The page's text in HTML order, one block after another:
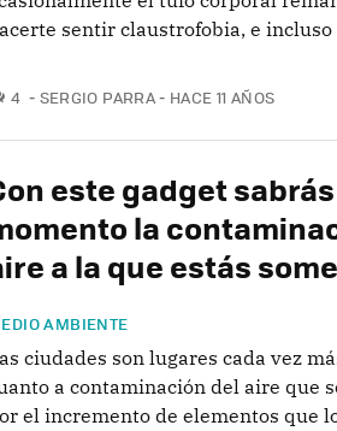
sentir claustrofobia, e incluso
4 COMENTARIOS
SERGIO PARRA HACE 11 AÑOS
este gadget
la
a la que estás
AMBIENTE
ciudades son lugares cada vez
a contaminación del aire que
el incremento de elementos que